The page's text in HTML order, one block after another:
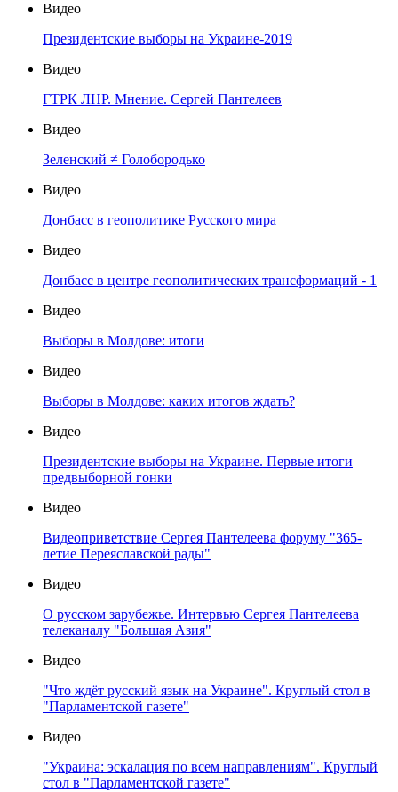
Видео
Президентские выборы на Украине-2019
Видео
ГТРК ЛНР. Мнение. Сергей Пантелеев
Видео
Зеленский ≠ Голобородько
Видео
Донбасс в геополитике Русского мира
Видео
Донбасс в центре геополитических трансформаций - 1
Видео
Выборы в Молдове: итоги
Видео
Выборы в Молдове: каких итогов ждать?
Видео
Президентские выборы на Украине. Первые итоги
предвыборной гонки
Видео
Видеоприветствие Сергея Пантелеева форуму "365-
летие Переяславской рады"
Видео
О русском зарубежье. Интервью Сергея Пантелеева
телеканалу "Большая Азия"
Видео
"Что ждёт русский язык на Украине". Круглый стол в
"Парламентской газете"
Видео
"Украина: эскалация по всем направлениям". Круглый
стол в "Парламентской газете"